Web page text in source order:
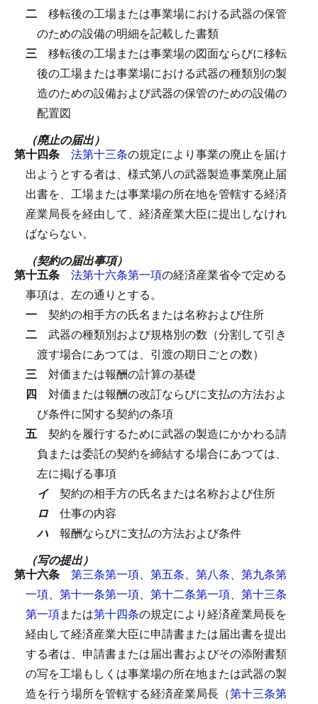
二 移転後の工場または事業場における武器の保管
のための設備の明細を記載した書類
三 移転後の工場または事業場の図面ならびに移転
後の工場または事業場における武器の種類別の製
造のための設備および武器の保管のための設備の
配置図
（廃止の届出）
第十四条 法第十三条の規定により事業の廃止を届け
出ようとする者は、様式第八の武器製造事業廃止届
出書を、工場または事業場の所在地を管轄する経済
産業局長を経由して、経済産業大臣に提出しなけれ
ばならない。
（契約の届出事項）
第十五条 法第十六条第一項の経済産業省令で定める
事項は、左の通りとする。
一 契約の相手方の氏名または名称および住所
二 武器の種類別および規格別の数（分割して引き
渡す場合にあつては、引渡の期日ごとの数）
三 対価または報酬の計算の基礎
四 対価または報酬の改訂ならびに支払の方法およ
び条件に関する契約の条項
五 契約を履行するために武器の製造にかかわる請
負または委託の契約を締結する場合にあつては、
左に掲げる事項
イ 契約の相手方の氏名または名称および住所
ロ 仕事の内容
ハ 報酬ならびに支払の方法および条件
（写の提出）
第十六条 第三条第一項、 第五条、 第八条、 第九条第
一項、 第十一条第一項、 第十二条第一項、 第十三条
第一項または第十四条の規定により経済産業局長を
経由して経済産業大臣に申請書または届出書を提出
する者は、申請書または届出書およびその添附書類
の写を工場もしくは事業場の所在地または武器の製
造を行う場所を管轄する経済産業局長（第十三条第